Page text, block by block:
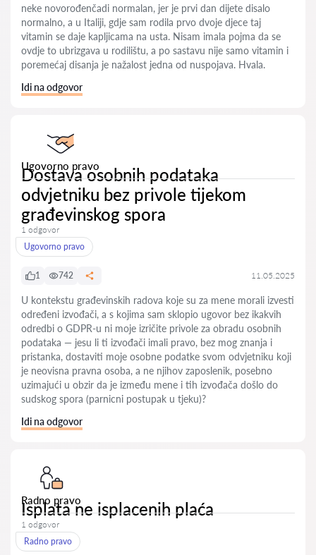
neke novorođenčadi normalan, jer je prvi dan dijete disalo
normalno, a u Italiji, gdje sam rodila prvo dvoje djece taj
vitamin se daje kapljicama na usta. Nisam imala pojma da se
ovdje to ubrizgava u rodilištu, a po sastavu nije samo vitamin i
poremećaj disanja je nažalost jedna od nuspojava. Hvala.
Idi na odgovor
Ugovorno pravo
Dostava osobnih podataka
odvjetniku bez privole tijekom
građevinskog spora
1 odgovor
Ugovorno pravo
1 742 11.05.2025
U kontekstu građevinskih radova koje su za mene morali izvesti
određeni izvođači, a s kojima sam sklopio ugovor bez ikakvih
odredbi o GDPR-u ni moje izričite privole za obradu osobnih
podataka — jesu li ti izvođači imali pravo, bez mog znanja i
pristanka, dostaviti moje osobne podatke svom odvjetniku koji
je neovisna pravna osoba, a ne njihov zaposlenik, posebno
uzimajući u obzir da je između mene i tih izvođača došlo do
sudskog spora (parnicni postupak u tjeku)?
Idi na odgovor
Radno pravo
Isplata ne isplacenih plaća
1 odgovor
Radno pravo